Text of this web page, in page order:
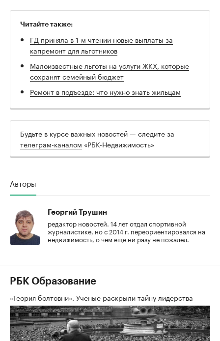
Читайте также:
ГД приняла в 1-м чтении новые выплаты за
капремонт для льготников
Малоизвестные льготы на услуги ЖКХ, которые
сохранят семейный бюджет
Ремонт в подъезде: что нужно знать жильцам
Будьте в курсе важных новостей — следите за
телеграм-каналом «РБК-Недвижимость»
Авторы
Георгий Трушин
редактор новостей. 14 лет отдал спортивной
журналистике, но с 2014 г. переориентировался на
недвижимость, о чем еще ни разу не пожалел.
РБК Образование
«Теория болтовни». Ученые раскрыли тайну лидерства